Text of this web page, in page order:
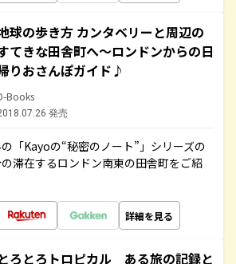
球の歩き方 カンタベリーと周辺の
てきな田舎町へ～ロンドンからの日
りおさんぽガイド♪
Books
発売
「Kayoの“秘密のノート”」シリーズの
滞在するロンドン南東の田舎町をご紹
詳細を見る
ろとろトロピカル ある旅の記録と